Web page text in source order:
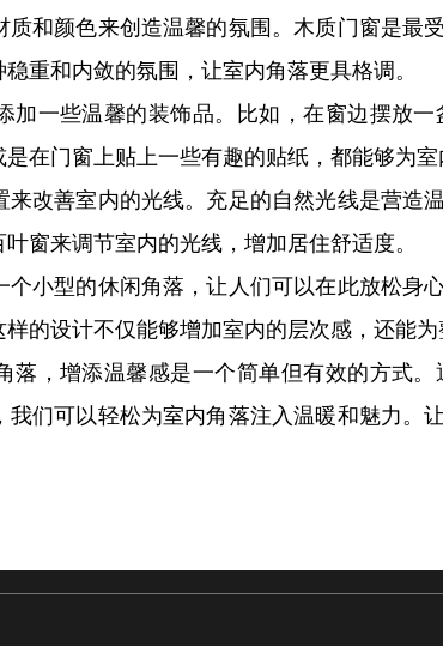
和颜色来创造温馨的氛围。木质门窗是最
重和内敛的氛围，让室内角落更具格调。
加一些温馨的装饰品。比如，在窗边摆放
在门窗上贴上一些有趣的贴纸，都能够为室
改善室内的光线。充足的自然光线是营
窗来调节室内的光线，增加居住舒适度。
小型的休闲角落，让人们可以在此放松
的设计不仅能够增加室内的层次感，还能为
落，增添温馨感是一个简单但有效的方式
们可以轻松为室内角落注入温暖和魅力